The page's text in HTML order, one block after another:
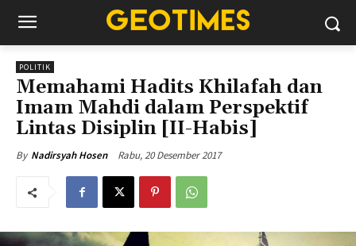
POLITIK
Memahami Hadits Khilafah dan
Imam Mahdi dalam Perspektif
Lintas Disiplin [II-Habis]
By Nadirsyah Hosen Rabu, 20 Desember 2017